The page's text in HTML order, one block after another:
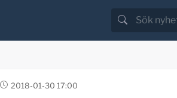
2018-01-30 17:00